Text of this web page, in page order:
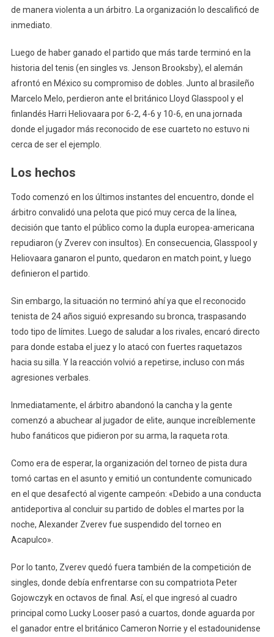
de manera violenta a un árbitro. La organización lo descalificó de
inmediato.
Luego de haber ganado el partido que más tarde terminó en la
historia del tenis (en singles vs. Jenson Brooksby), el alemán
afrontó en México su compromiso de dobles. Junto al brasileño
Marcelo Melo, perdieron ante el británico Lloyd Glasspool y el
finlandés Harri Heliovaara por 6-2, 4-6 y 10-6, en una jornada
donde el jugador más reconocido de ese cuarteto no estuvo ni
cerca de ser el ejemplo.
Los hechos
Todo comenzó en los últimos instantes del encuentro, donde el
árbitro convalidó una pelota que picó muy cerca de la línea,
decisión que tanto el público como la dupla europea-americana
repudiaron (y Zverev con insultos). En consecuencia, Glasspool y
Heliovaara ganaron el punto, quedaron en match point, y luego
definieron el partido.
Sin embargo, la situación no terminó ahí ya que el reconocido
tenista de 24 años siguió expresando su bronca, traspasando
todo tipo de límites. Luego de saludar a los rivales, encaró directo
para donde estaba el juez y lo atacó con fuertes raquetazos
hacia su silla. Y la reacción volvió a repetirse, incluso con más
agresiones verbales.
Inmediatamente, el árbitro abandonó la cancha y la gente
comenzó a abuchear al jugador de elite, aunque increíblemente
hubo fanáticos que pidieron por su arma, la raqueta rota.
Como era de esperar, la organización del torneo de pista dura
tomó cartas en el asunto y emitió un contundente comunicado
en el que desafectó al vigente campeón: «Debido a una conducta
antideportiva al concluir su partido de dobles el martes por la
noche, Alexander Zverev fue suspendido del torneo en
Acapulco».
Por lo tanto, Zverev quedó fuera también de la competición de
singles, donde debía enfrentarse con su compatriota Peter
Gojowczyk en octavos de final. Así, el que ingresó al cuadro
principal como Lucky Looser pasó a cuartos, donde aguarda por
el ganador entre el británico Cameron Norrie y el estadounidense